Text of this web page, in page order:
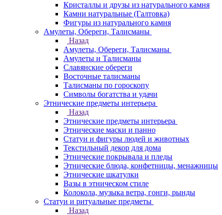
Кристаллы и друзы из натурального камня
Камни натуральные (Галтовка)
Фигуры из натурального камня
Амулеты, Обереги, Талисманы
Назад
Амулеты, Обереги, Талисманы
Амулеты и Талисманы
Славянские обереги
Восточные талисманы
Талисманы по гороскопу
Символы богатства и удачи
Этнические предметы интерьера
Назад
Этнические предметы интерьера
Этнические маски и панно
Статуи и фигуры людей и животных
Текстильный декор для дома
Этнические покрывала и пледы
Этнические блюда, конфетницы, менажницы
Этнические шкатулки
Вазы в этническом стиле
Колокола, музыка ветра, гонги, рынды
Статуи и ритуальные предметы
Назад